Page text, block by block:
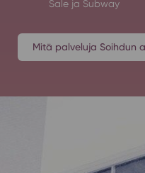
Sale ja Subway
Mitä palveluja Soihdun